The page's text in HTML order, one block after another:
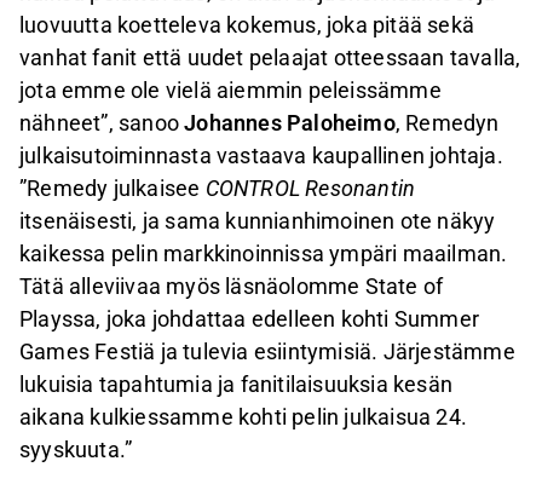
luovuutta koetteleva kokemus, joka pitää sekä
vanhat fanit että uudet pelaajat otteessaan tavalla,
jota emme ole vielä aiemmin peleissämme
nähneet”, sanooJohannes Paloheimo, Remedyn
julkaisutoiminnasta vastaava kaupallinen johtaja.
”Remedy julkaisee CONTROL Resonantin
itsenäisesti, ja sama kunnianhimoinen ote näkyy
kaikessa pelin markkinoinnissa ympäri maailman.
Tätä alleviivaa myös läsnäolomme State of
Playssa, joka johdattaa edelleen kohti Summer
Games Festiä ja tulevia esiintymisiä. Järjestämme
lukuisia tapahtumia ja fanitilaisuuksia kesän
aikana kulkiessamme kohti pelin julkaisua 24.
syyskuuta.”